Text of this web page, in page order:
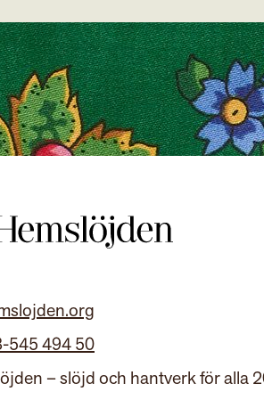
545 494 50
– slöjd och hantverk för alla